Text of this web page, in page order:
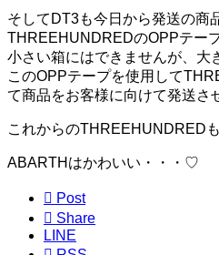
そしてDT3も今日から発送の商
THREEHUNDREDのOPPテー
小さい箱にはできませんが、大
このOPPテープを使用して
て商品をお客様に向けて発送さ
これからのTHREEHUNDRED
ABARTHはかわいい・・・♡
 Post
 Share
LINE